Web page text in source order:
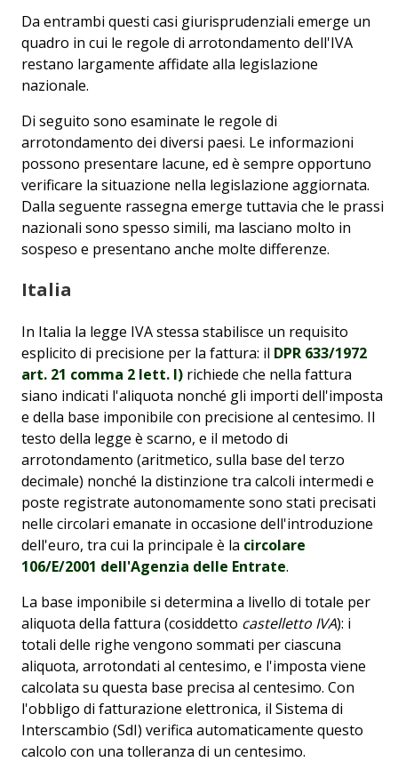
Da entrambi questi casi giurisprudenziali emerge un
quadro in cui le regole di arrotondamento dell'IVA
restano largamente affidate alla legislazione
nazionale.
Di seguito sono esaminate le regole di
arrotondamento dei diversi paesi. Le informazioni
possono presentare lacune, ed è sempre opportuno
verificare la situazione nella legislazione aggiornata.
Dalla seguente rassegna emerge tuttavia che le prassi
nazionali sono spesso simili, ma lasciano molto in
sospeso e presentano anche molte differenze.
Italia
In Italia la legge IVA stessa stabilisce un requisito
esplicito di precisione per la fattura: il DPR 633/1972
art. 21 comma 2 lett. l) richiede che nella fattura
siano indicati l'aliquota nonché gli importi dell'imposta
e della base imponibile con precisione al centesimo. Il
testo della legge è scarno, e il metodo di
arrotondamento (aritmetico, sulla base del terzo
decimale) nonché la distinzione tra calcoli intermedi e
poste registrate autonomamente sono stati precisati
nelle circolari emanate in occasione dell'introduzione
dell'euro, tra cui la principale è la circolare
106/E/2001 dell'Agenzia delle Entrate.
La base imponibile si determina a livello di totale per
aliquota della fattura (cosiddetto castelletto IVA): i
totali delle righe vengono sommati per ciascuna
aliquota, arrotondati al centesimo, e l'imposta viene
calcolata su questa base precisa al centesimo. Con
l'obbligo di fatturazione elettronica, il Sistema di
Interscambio (SdI) verifica automaticamente questo
calcolo con una tolleranza di un centesimo.